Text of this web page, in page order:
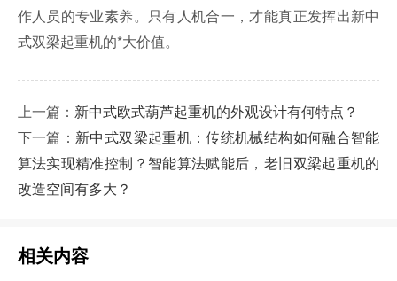
作人员的专业素养。只有人机合一，才能真正发挥出新中
式双梁起重机的*大价值。
上一篇： 新中式欧式葫芦起重机的外观设计有何特点？
下一篇： 新中式双梁起重机：传统机械结构如何融合智能
算法实现精准控制？智能算法赋能后，老旧双梁起重机的
改造空间有多大？
相关内容